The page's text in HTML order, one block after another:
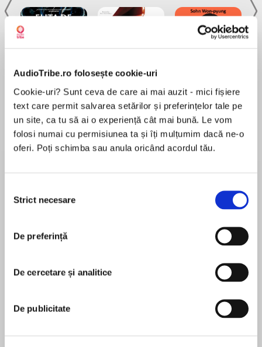
AudioTribe.ro folosește cookie-uri
Cookie-uri? Sunt ceva de care ai mai auzit - mici fișiere
text care permit salvarea setărilor și preferințelor tale pe
un site, ca tu să ai o experiență cât mai bună. Le vom
folosi numai cu permisiunea ta și îți mulțumim dacă ne-o
oferi. Poți schimba sau anula oricând acordul tău.
consimțământului
Strict necesare
De preferință
De cercetare și analitice
De publicitate
de...
Dani Francis
la...
Lauren Weisberger Sohn Won-pyung
Despre
de ani de practică de business și după ce am
curtat îndelung subiectul, am reușit să pun
într-o carte care tratează finanțele și
contabilitatea afacerii pe înțelesul tuturor. Sper
că nu te va pune pe fugă când o vei deschide și,
mai mult, că o vei putea duce până la capăt cu
din business, viitorilor și actualilor manageri,
antreprenorilor, dar și studenților și tuturor celor
pentru această carte